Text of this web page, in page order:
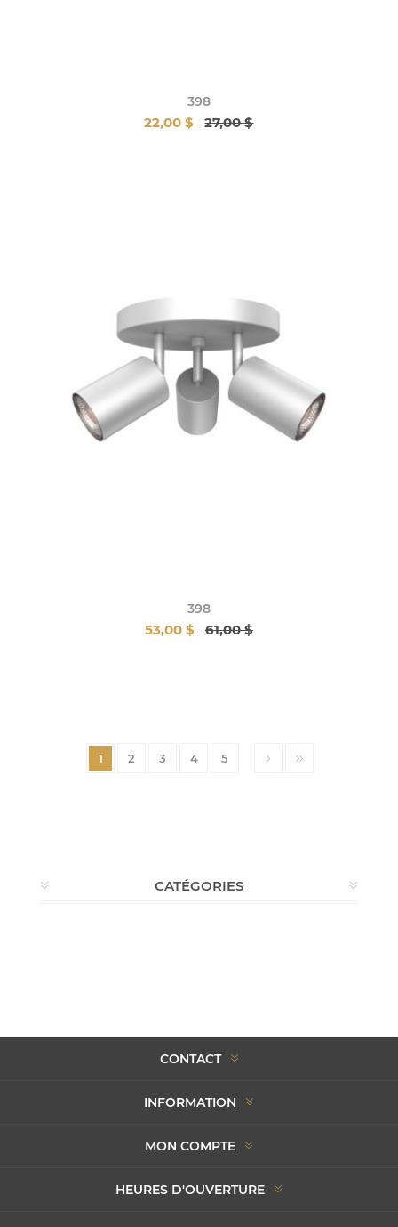
398
22,00 $ 27,00 $
398
53,00 $ 61,00 $
1 2 3 4 5
CATÉGORIES
CONTACT
INFORMATION
MON COMPTE
HEURES D'OUVERTURE